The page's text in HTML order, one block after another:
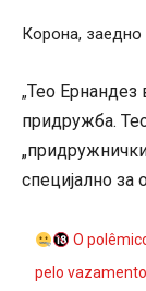
Корона,
„Тео Ернандез
придружба.
специјално за
O
pelo